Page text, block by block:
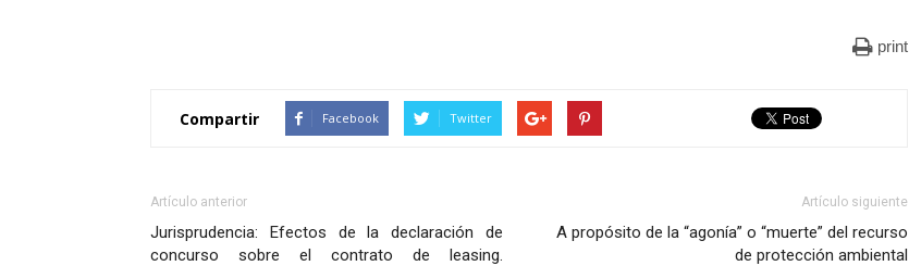
print
Compartir Facebook Twitter
Artículo anterior
Jurisprudencia: Efectos de la declaración de
concurso sobre el contrato de leasing.
Artículo siguiente
A propósito de la “agonía” o “muerte” del recurso
de protección ambiental